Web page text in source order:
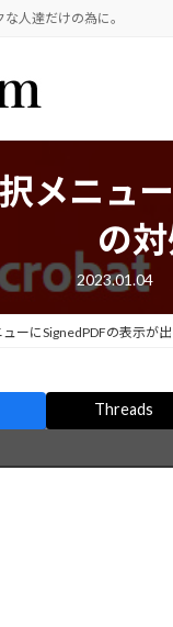
人達だけの為に。
メニュ
の
2023.01.04
ーにSignedPDFの表示が
Threads